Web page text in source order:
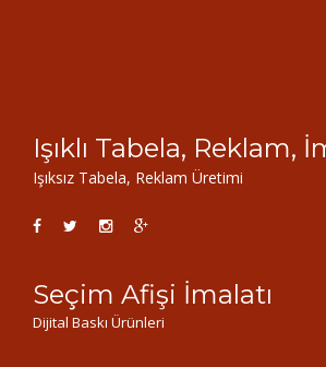
Işıklı Tabela, Reklam,
Işıksız Tabela, Reklam Üretimi
Seçim Afişi İmalatı
Dijital Baskı Ürünleri